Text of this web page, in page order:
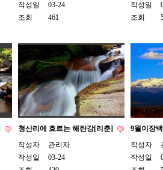
작성일
03-24
조회
461
작성일
조회
청산리에 흐르는 해란강[리춘]
작성자
관리자
작성일
03-24
9월이장
작성자
작성일